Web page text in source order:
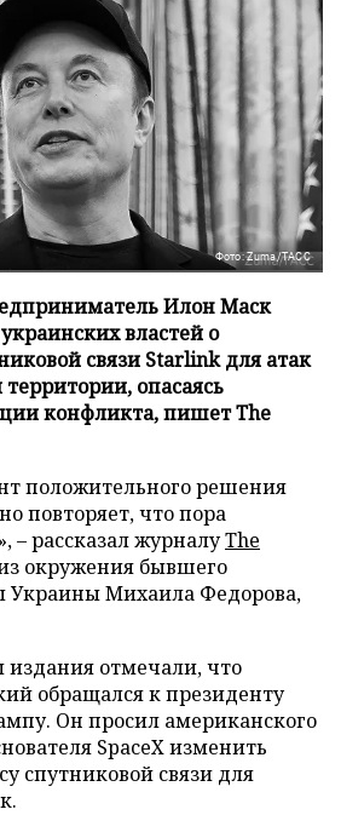
Фото: Zuma/ТАСС
Илон Маск
властей о
связи Starlink для атак
территории, опасаясь
конфликта, пишет The
положительного решения
повторяет, что пора
– рассказал журналуThe
окружения бывшего
Украины Михаила Федорова,
отмечали, что
обращался к президенту
Он просил американского
SpaceX изменить
спутниковой связи для